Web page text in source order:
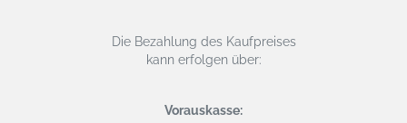
Die Bezahlung des Kaufpreises
kann erfolgen über:
Vorauskasse: